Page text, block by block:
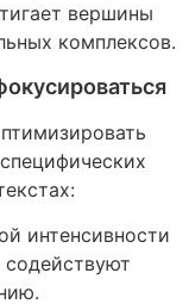
вершины
комплексов.
интенсивности